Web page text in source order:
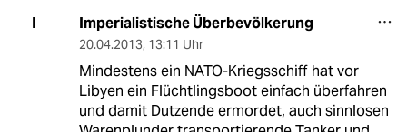
I Imperialistische Überbevölkerung
20.04.2013, 13:11 Uhr
Mindestens ein NATO-Kriegsschiff hat vor
Libyen ein Flüchtlingsboot einfach überfahren
und damit Dutzende ermordet, auch sinnlosen